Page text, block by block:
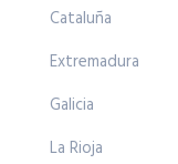
Cataluña
Extremadura
Galicia
La Rioja